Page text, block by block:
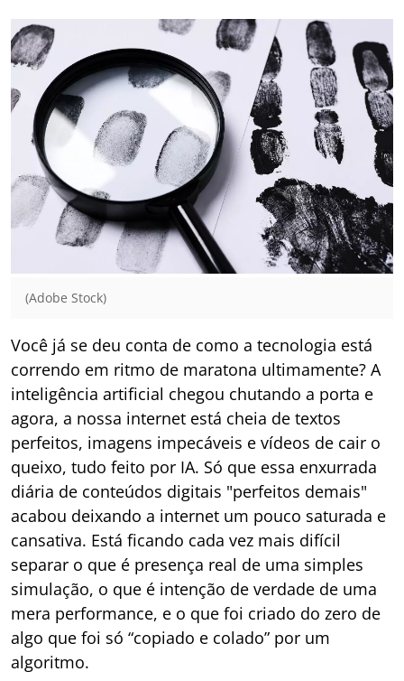
(Adobe Stock)
Você já se deu conta de como a tecnologia está
correndo em ritmo de maratona ultimamente? A
inteligência artificial chegou chutando a porta e
agora, a nossa internet está cheia de textos
perfeitos, imagens impecáveis e vídeos de cair o
queixo, tudo feito por IA. Só que essa enxurrada
diária de conteúdos digitais "perfeitos demais"
acabou deixando a internet um pouco saturada e
cansativa. Está ficando cada vez mais difícil
separar o que é presença real de uma simples
simulação, o que é intenção de verdade de uma
mera performance, e o que foi criado do zero de
algo que foi só “copiado e colado” por um
algoritmo.